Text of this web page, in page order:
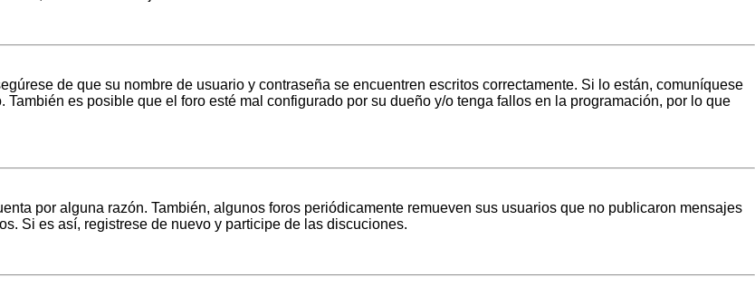
de que su nombre de usuario y contraseña se encuentren escritos correctamente. Si lo están, comuníquese
es posible que el foro esté mal configurado por su dueño y/o tenga fallos en la programación, por lo que
por alguna razón. También, algunos foros periódicamente remueven sus usuarios que no publicaron mensajes
Si es así, registrese de nuevo y participe de las discuciones.